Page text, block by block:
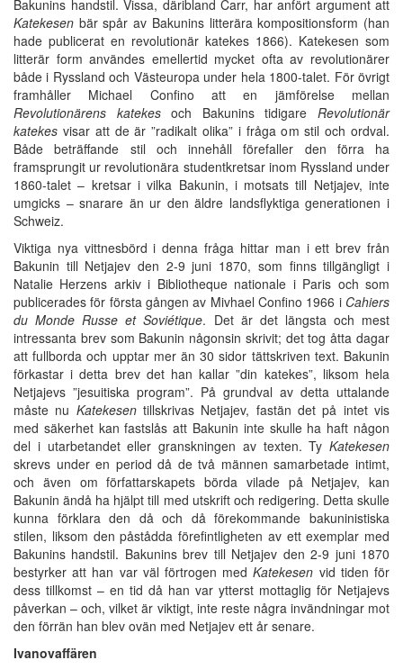
Bakunins handstil. Vissa, däribland Carr, har anfört argument att
Katekesen bär spår av Bakunins litterära kompositionsform (han
hade publicerat en revolutionär katekes 1866). Katekesen som
litterär form användes emellertid mycket ofta av revolutionärer
både i Ryssland och Västeuropa under hela 1800-talet. För övrigt
framhåller Michael Confino att en jämförelse mellan
Revolutionärens katekesoch Bakunins tidigare Revolutionär
katekes visar att de är ”radikalt olika” i fråga om stil och ordval.
Både beträffande stil och innehåll förefaller den förra ha
framsprungit ur revolutionära studentkretsar inom Ryssland under
1860-talet – kretsar i vilka Bakunin, i motsats till Netjajev, inte
umgicks – snarare än ur den äldre landsflyktiga generationen i
Schweiz.
Viktiga nya vittnesbörd i denna fråga hittar man i ett brev från
Bakunin till Netjajev den 2-9 juni 1870, som finns tillgängligt i
Natalie Herzens arkiv i Bibliotheque nationale i Paris och som
publicerades för första gången av Mivhael Confino 1966 i Cahiers
du Monde Russe et Soviétique. Det är det längsta och mest
intressanta brev som Bakunin någonsin skrivit; det tog åtta dagar
att fullborda och upptar mer än 30 sidor tättskriven text. Bakunin
förkastar i detta brev det han kallar ”din katekes”, liksom hela
Netjajevs ”jesuitiska program”. På grundval av detta uttalande
måste nu Katekesentillskrivas Netjajev, fastän det på intet vis
med säkerhet kan fastslås att Bakunin inte skulle ha haft någon
del i utarbetandet eller granskningen av texten. Ty Katekesen
skrevs under en period då de två männen samarbetade intimt,
och även om författarskapets börda vilade på Netjajev, kan
Bakunin ändå ha hjälpt till med utskrift och redigering. Detta skulle
kunna förklara den då och då förekommande bakuninistiska
stilen, liksom den påstådda förefintligheten av ett exemplar med
Bakunins handstil. Bakunins brev till Netjajev den 2-9 juni 1870
bestyrker att han var väl förtrogen medKatekesen vid tiden för
dess tillkomst – en tid då han var ytterst mottaglig för Netjajevs
påverkan – och, vilket är viktigt, inte reste några invändningar mot
den förrän han blev ovän med Netjajev ett år senare.
Ivanovaffären